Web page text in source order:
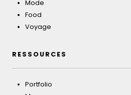
Mode
Food
Voyage
RESSOURCES
Portfolio